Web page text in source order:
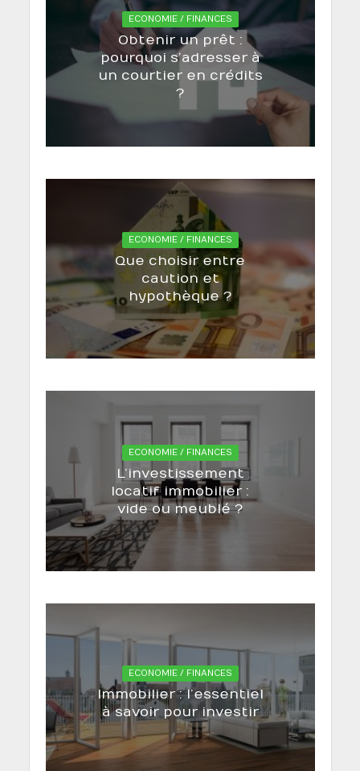
ECONOMIE / FINANCES
Obtenir un prêt :
pourquoi s’adresser à
un courtier en crédits
?
ECONOMIE / FINANCES
Que choisir entre
caution et
hypothèque ?
ECONOMIE / FINANCES
L’investissement
locatif immobilier :
vide ou meublé ?
ECONOMIE / FINANCES
Immobilier : l’essentiel
à savoir pour investir